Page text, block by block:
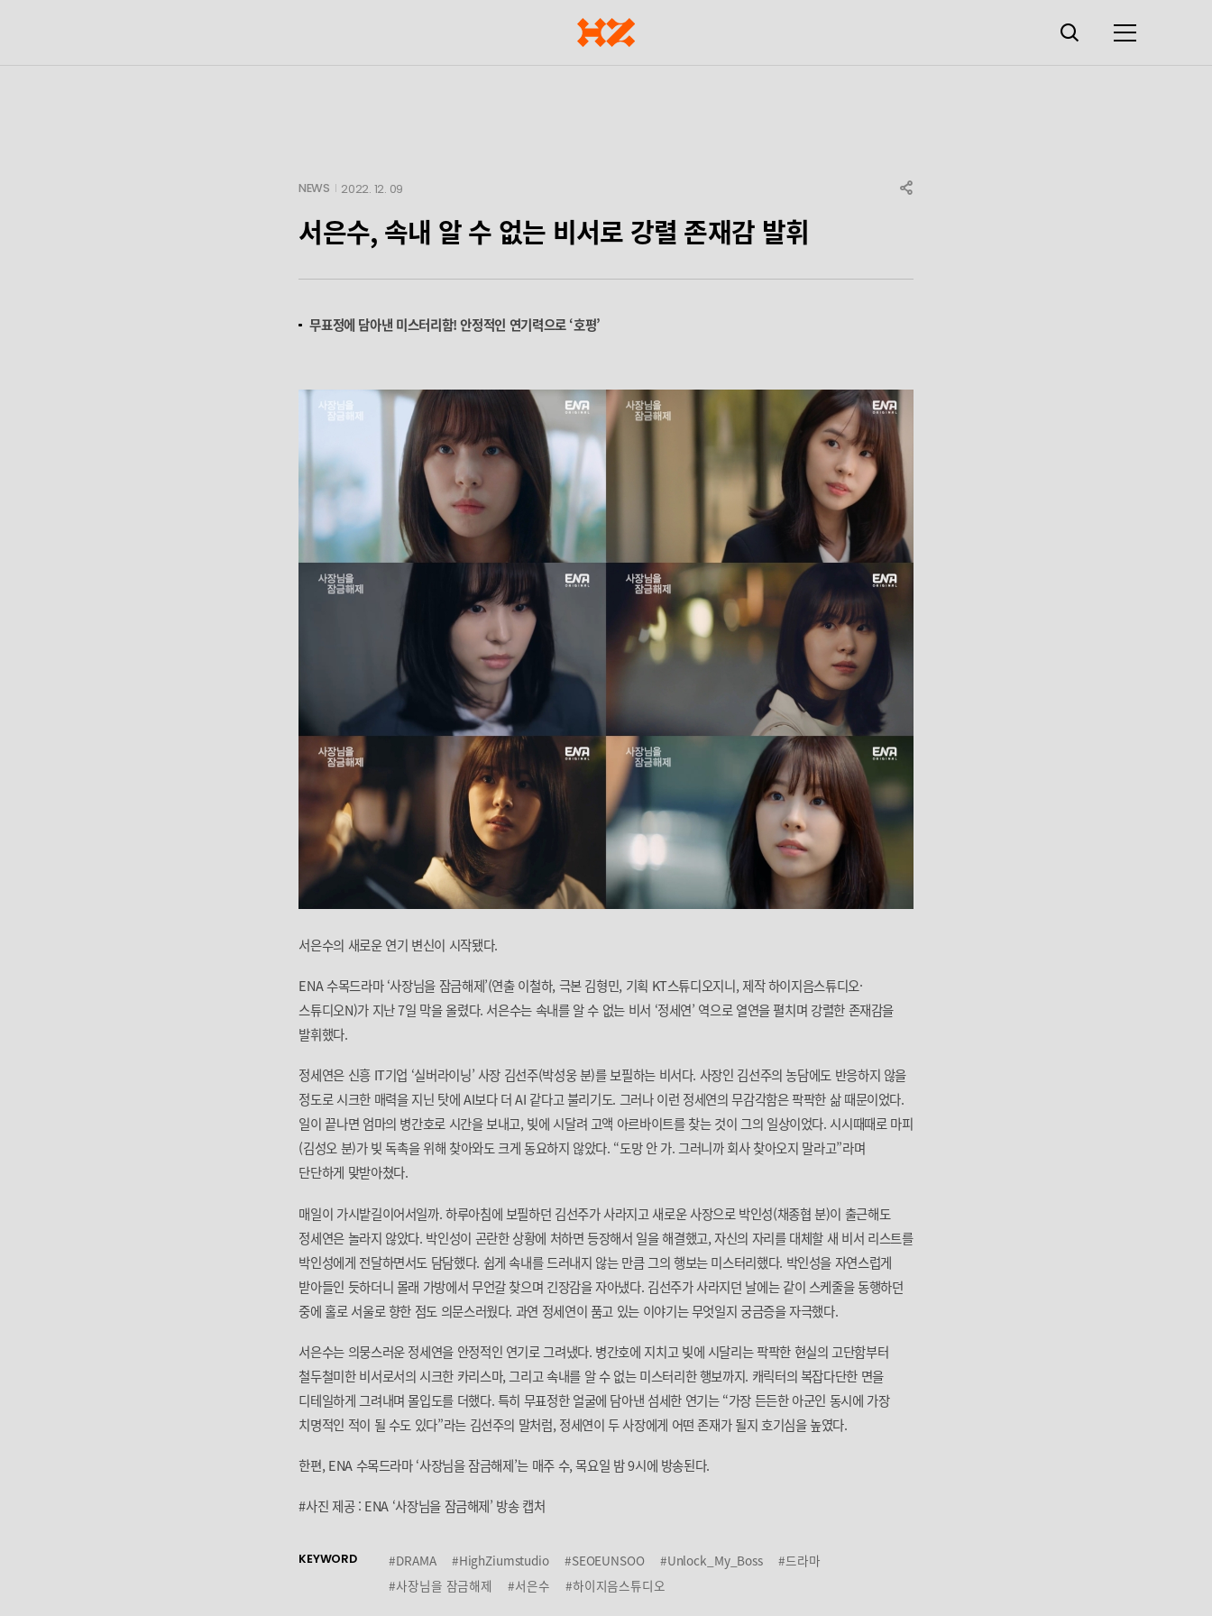
검색창
열기
메뉴
NEWS 2022. 12. 09 SHARE
서은수, 속내 알 수 없는 비서로 강렬 존재감 발휘
무표정에 담아낸 미스터리함! 안정적인 연기력으로 ‘호평’
서은수의 새로운 연기 변신이 시작됐다.
ENA 수목드라마 ‘사장님을 잠금해제’(연출 이철하, 극본 김형민, 기획 KT스튜디오지니, 제작 하이지음스튜디오·
스튜디오N)가 지난 7일 막을 올렸다. 서은수는 속내를 알 수 없는 비서 ‘정세연’ 역으로 열연을 펼치며 강렬한 존재감을
발휘했다.
정세연은 신흥 IT기업 ‘실버라이닝’ 사장 김선주(박성웅 분)를 보필하는 비서다. 사장인 김선주의 농담에도 반응하지 않을
정도로 시크한 매력을 지닌 탓에 AI보다 더 AI 같다고 불리기도. 그러나 이런 정세연의 무감각함은 팍팍한 삶 때문이었다.
일이 끝나면 엄마의 병간호로 시간을 보내고, 빚에 시달려 고액 아르바이트를 찾는 것이 그의 일상이었다. 시시때때로 마피
(김성오 분)가 빚 독촉을 위해 찾아와도 크게 동요하지 않았다. “도망 안 가. 그러니까 회사 찾아오지 말라고”라며
단단하게 맞받아쳤다.
매일이 가시밭길이어서일까. 하루아침에 보필하던 김선주가 사라지고 새로운 사장으로 박인성(채종협 분)이 출근해도
정세연은 놀라지 않았다. 박인성이 곤란한 상황에 처하면 등장해서 일을 해결했고, 자신의 자리를 대체할 새 비서 리스트를
박인성에게 전달하면서도 담담했다. 쉽게 속내를 드러내지 않는 만큼 그의 행보는 미스터리했다. 박인성을 자연스럽게
받아들인 듯하더니 몰래 가방에서 무언갈 찾으며 긴장감을 자아냈다. 김선주가 사라지던 날에는 같이 스케줄을 동행하던
중에 홀로 서울로 향한 점도 의문스러웠다. 과연 정세연이 품고 있는 이야기는 무엇일지 궁금증을 자극했다.
서은수는 의뭉스러운 정세연을 안정적인 연기로 그려냈다. 병간호에 지치고 빚에 시달리는 팍팍한 현실의 고단함부터
철두철미한 비서로서의 시크한 카리스마, 그리고 속내를 알 수 없는 미스터리한 행보까지. 캐릭터의 복잡다단한 면을
디테일하게 그려내며 몰입도를 더했다. 특히 무표정한 얼굴에 담아낸 섬세한 연기는 “가장 든든한 아군인 동시에 가장
치명적인 적이 될 수도 있다”라는 김선주의 말처럼, 정세연이 두 사장에게 어떤 존재가 될지 호기심을 높였다.
한편, ENA 수목드라마 ‘사장님을 잠금해제’는 매주 수, 목요일 밤 9시에 방송된다.
#사진 제공 : ENA ‘사장님을 잠금해제’ 방송 캡처
KEYWORD #DRAMA #HighZiumstudio #SEOEUNSOO #Unlock_My_Boss
#드라마
#사장님을 잠금해제
#서은수 #하이지음스튜디오